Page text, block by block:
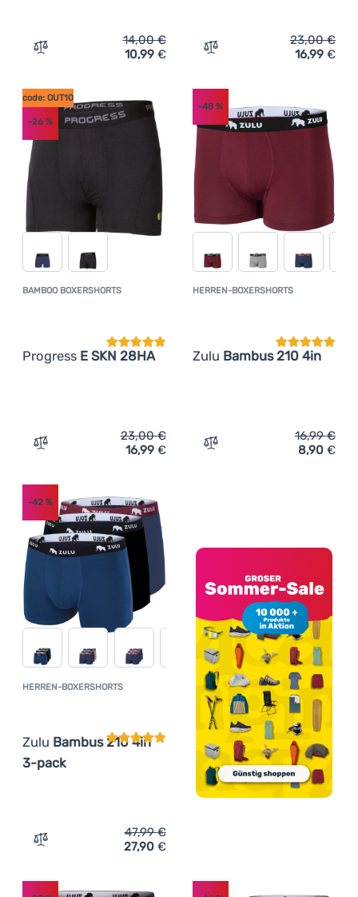
Registrieren
Zum Vergleich 'Damen-Funktionsslips Progress E KLHZ
14,00€
10,99 € Zum Vergleich 'Bamboo
23,00€
16,99 €
BAMBOO BOXERSHORTS
Progress E SKN 28HA
Kundenbewertung
code: OUT10
-26 %
Zum Vergleich 'Bamboo Boxershorts Progress E SKN
23,00€
16,99 €
HERREN-BOXERSHORTS
Zulu Bambus 210 4in
-48%
Zum Vergleich 'Herren-
16,99€
8,90 €
HERREN-BOXERSHORTS
Zulu Bambus 210 4in
3-pack
Kundenbewertung
-42 %
Zum Vergleich 'Herren-Boxershorts Zulu Bambus 210
47,99€
27,90 €